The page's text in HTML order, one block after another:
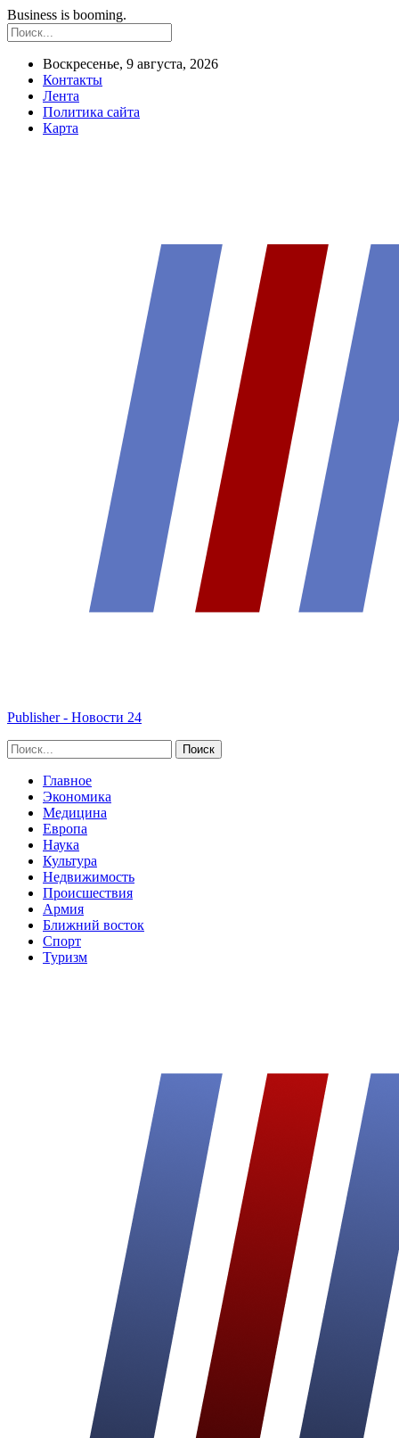
Business is booming.
Воскресенье, 9 августа, 2026
Контакты
Лента
Политика сайта
Карта
Publisher - Новости 24
Главное
Экономика
Медицина
Европа
Наука
Культура
Недвижимость
Происшествия
Армия
Ближний восток
Спорт
Туризм